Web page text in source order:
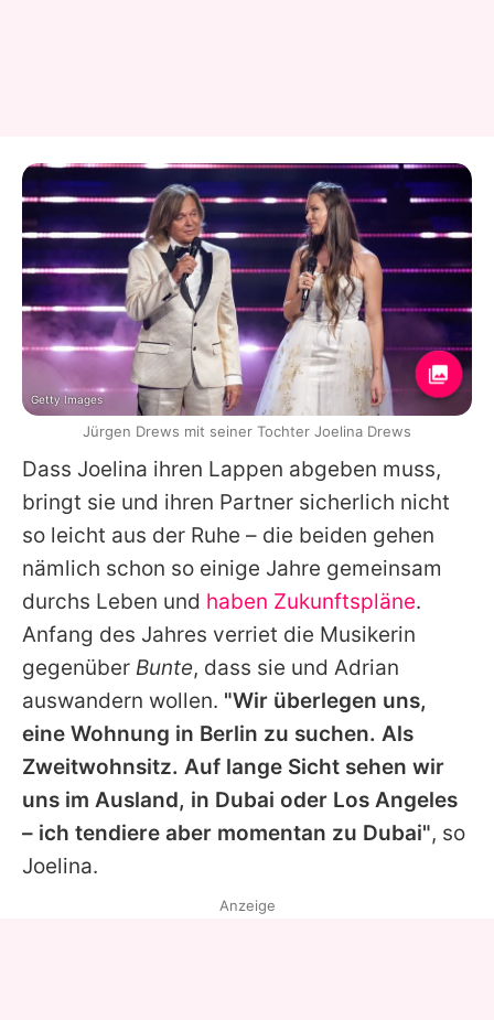
Dass Joelina ihren Lappen abgeben muss,
bringt sie und ihren Partner sicherlich nicht
so leicht aus der Ruhe – die beiden gehen
nämlich schon so einige Jahre gemeinsam
durchs Leben und haben Zukunftspläne.
Anfang des Jahres verriet die Musikerin
gegenüber Bunte, dass sie und Adrian
auswandern wollen. "Wir überlegen uns,
eine Wohnung in Berlin zu suchen. Als
Zweitwohnsitz. Auf lange Sicht sehen wir
uns im Ausland, in Dubai oder Los Angeles
– ich tendiere aber momentan zu Dubai", so
Joelina.
Getty Images
Jürgen Drews mit seiner Tochter Joelina Drews
Anzeige